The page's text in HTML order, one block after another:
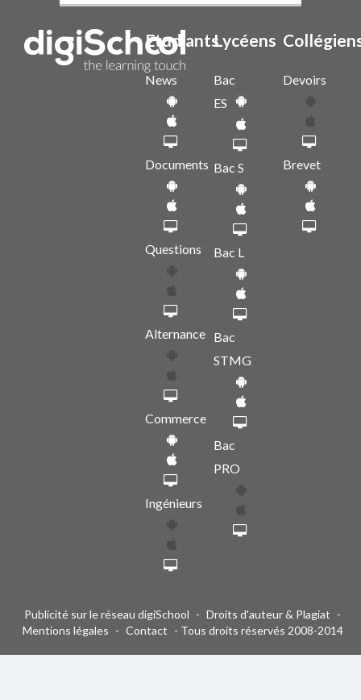
Etudiants
News
Documents
Questions
Alternance
Commerce
Ingénieurs
Lycéens
Bac
ES
Bac S
Bac L
Bac
STMG
Bac
PRO
Devoirs
Brevet
Publicité sur le réseau digiSchool - Droits d'auteur & Plagiat -
Mentions légales - Contact - Tous droits réservés 2008-2014